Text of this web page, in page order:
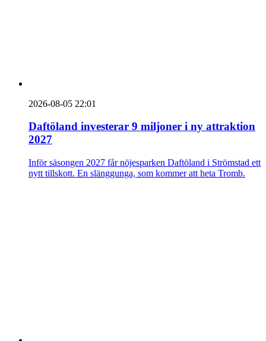
2026-08-05 22:01
Daftöland investerar 9 miljoner i ny attraktion
2027
Inför säsongen 2027 får nöjesparken Daftöland i Strömstad ett
nytt tillskott. En slänggunga, som kommer att heta Tromb.